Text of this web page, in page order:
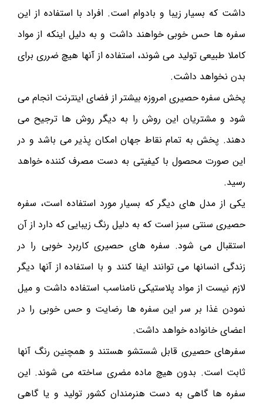
داشت که بسیار زیبا و بادوام است. افراد با استفاده از این
سفره ها حس خوبی خواهند داشت و به دلیل اینکه از مواد
کاملا طبیعی تولید می شوند، استفاده از آنها هیچ ضرری برای
بدن نخواهد داشت.
پخش سفره حصیری امروزه بیشتر از فضای اینترنت انجام می
شود و مشتریان این روش را به دیگر روش ها ترجیح می
دهند. پخش به تمام نقاط جهان امکان پذیر می باشد و در
این صورت محصول با کیفیتی به دست مصرف کننده خواهد
رسید.
یکی از مدل های دیگر که بسیار مورد استفاده است، سفره
حصیری سنتی سبز است که به دلیل رنگ زیبایی که دارد از آن
استقبال می شود. سفره های حصیری کاربرد خوبی را در
زندگی انسانها می توانند ایفا کنند و با استفاده از آنها دیگر
لازم نیست از مواد پلاستیکی نامناسب استفاده داشت و میل
نمودن غذا بر سر این سفره ها رضایت و حس خوبی را در
اعضای خانواده خواهد داشت.
سفرهای حصیری قابل شستشو هستند و همچنین رنگ آنها
ثابت است. بدون هیچ ماده مضری ساخته می شوند. این
سفره ها گاهی به دست هنرمندان کشور تولید و یا گاهی